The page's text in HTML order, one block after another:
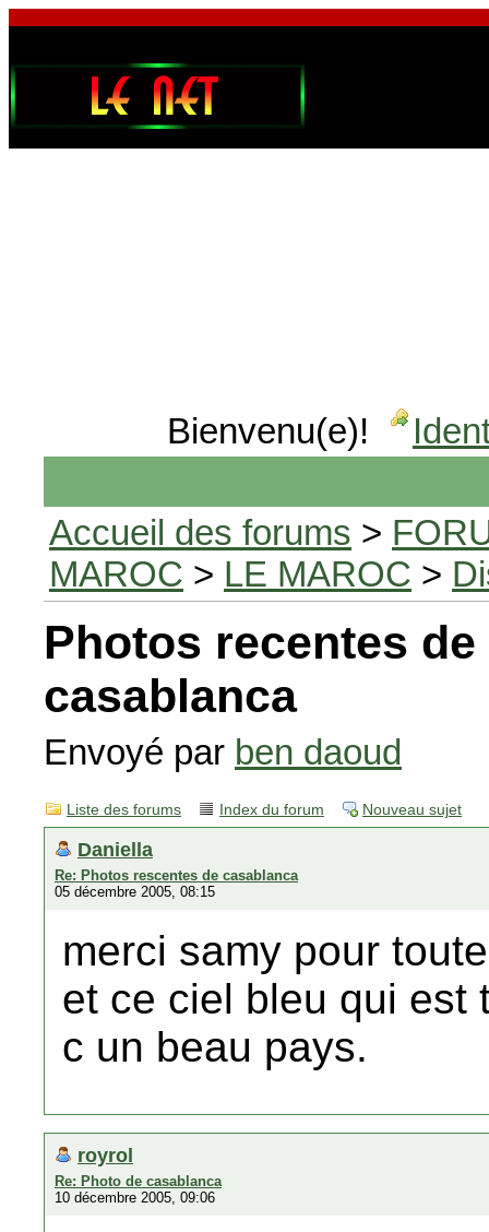
Bienvenu(e)!
Accueil des forums >
MAROC > LE MAROC >
Photos recentes de
casablanca
Envoyé par ben daoud
Liste des forums Index du forum Nouveau sujet
Daniella
Re: Photos rescentes de casablanca
05 décembre 2005, 08:15
merci samy pour
et ce ciel bleu qui est
c un beau pays.
royrol
Re: Photo de casablanca
10 décembre 2005, 09:06